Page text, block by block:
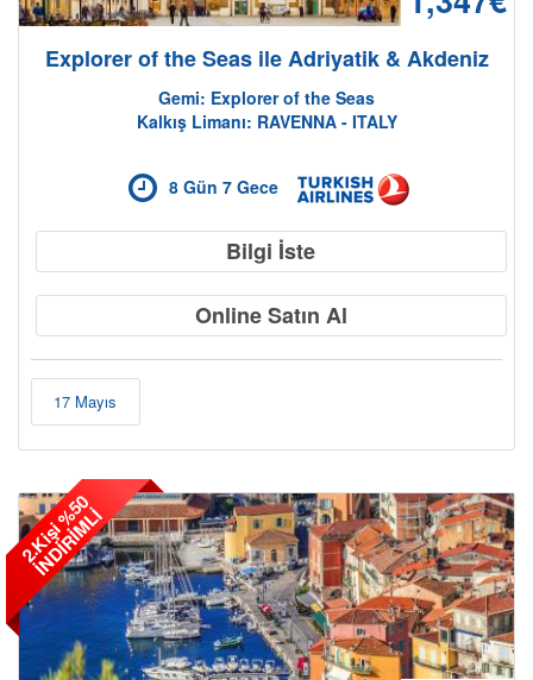
Explorer of the Seas ile Adriyatik & Akdeniz
Gemi: Explorer of the Seas
Kalkış Limanı: RAVENNA - ITALY
8 Gün 7 Gece
Bilgi İste
Online Satın Al
17 Mayıs
2
.
K
i
ş
i
%
5
0
İ
N
D
İ
R
İ
M
L
İ